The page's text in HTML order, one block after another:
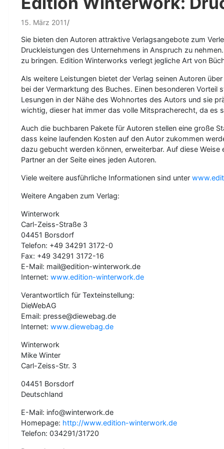
15. März 2011
Sie bieten den Autoren attraktive Verlagsangebote zum
Druckleistungen des Unternehmens in Anspruch zu
zu bringen. Edition Winterworks verlegt jegliche Art von
Als weitere Leistungen bietet der Verlag seinen Autoren
bei der Vermarktung des Buches. Einen besonderen
Lesungen in der Nähe des Wohnortes des Autors und sie
wichtig, dieser hat immer das volle Mitspracherecht, da es
Auch die buchbaren Pakete für Autoren stellen eine große
dass keine laufenden Kosten auf den Autor zukommen
dazu gebucht werden können, erweiterbar. Auf diese
Partner an der Seite eines jeden Autoren.
Viele weitere ausführliche Informationen sind unter
Weitere Angaben zum Verlag:
Winterwork
Carl-Zeiss-Straße 3
04451 Borsdorf
Telefon: +49 34291 3172-0
Fax: +49 34291 3172-16
E-Mail: mail@edition-winterwork.de
Internet: www.edition-winterwork.de
Verantwortlich für Texteinstellung:
DieWebAG
Email: presse@diewebag.de
Internet: www.diewebag.de
Winterwork
Mike Winter
Carl-Zeiss-Str. 3
04451 Borsdorf
Deutschland
E-Mail: info@winterwork.de
Homepage: http://www.edition-winterwork.de
Telefon: 034291/31720